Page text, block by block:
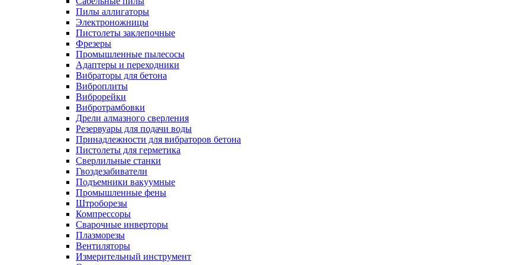
Пилы аллигаторы
Электроножницы
Пистолеты заклепочные
Фрезеры
Промышленные пылесосы
Адаптеры и переходники
Вибраторы для бетона
Виброплиты
Виброрейки
Вибротрамбовки
Дрели алмазного сверления
Резервуары для подачи воды
Принадлежности для вибраторов бетона
Пистолеты для герметика
Сверлильные станки
Гвоздезабиватели
Подъемники вакуумные
Промышленные фены
Штроборезы
Компрессоры
Сварочные инверторы
Плазморезы
Вентиляторы
Измерительный инструмент